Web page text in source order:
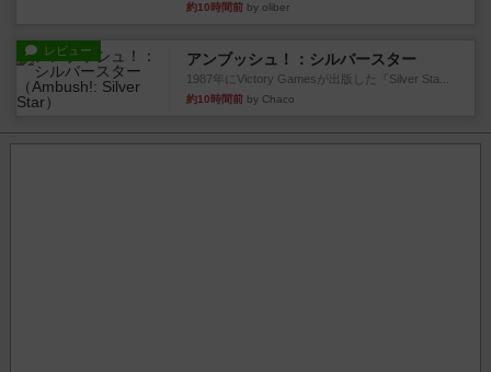
約10時間前 by oliber
レビュー アンブッシュ！：シルバースター
1987年にVictory Gamesが出版した『Silver Sta...
約10時間前 by Chaco